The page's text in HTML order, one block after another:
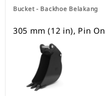
Bucket - Backhoe Belakang
305 mm (12 in), Pin On